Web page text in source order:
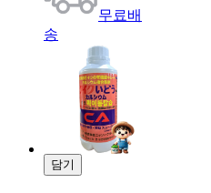
무료배
송
결제
담기